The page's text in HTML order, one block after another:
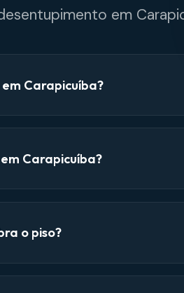
em
Carapicuíba?
Carapicuíba?
o piso?